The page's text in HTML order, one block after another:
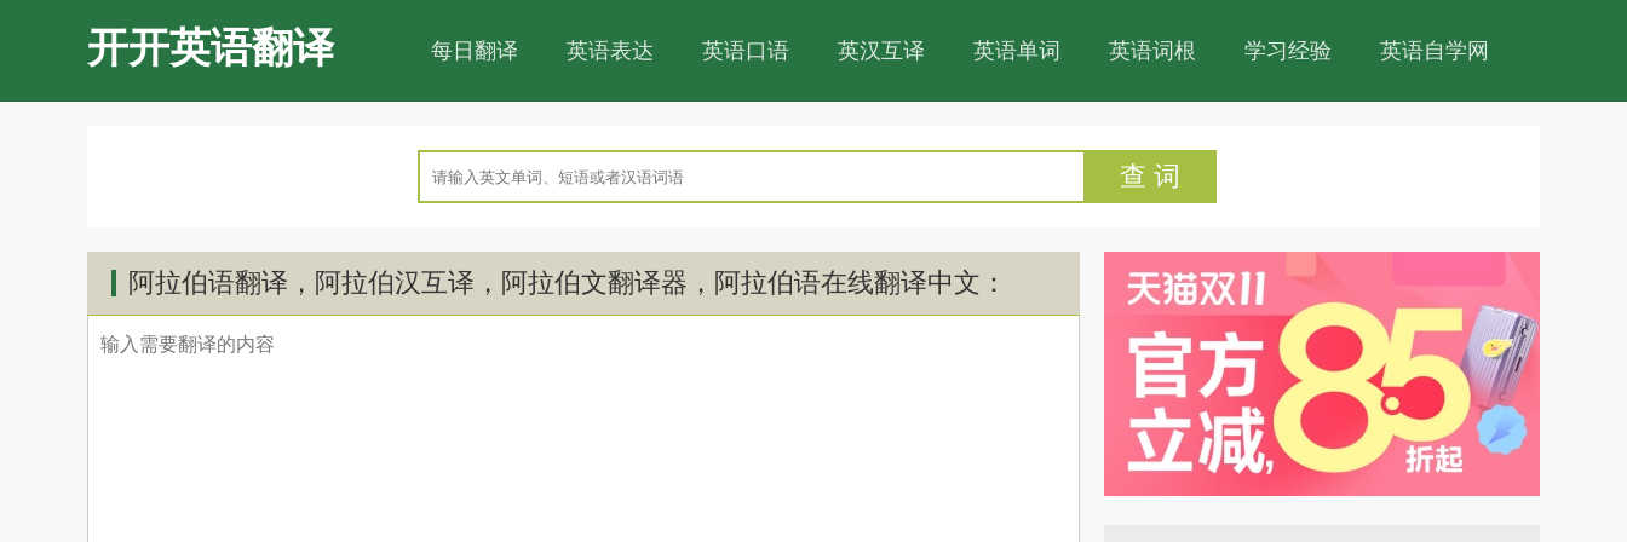
开开英语翻译 每日翻译 英语表达 英语口语 英汉互译 英语单词 英语词根 学习经验 英语自学网
查 词
阿拉伯语翻译，阿拉伯汉互译，阿拉伯文翻译器，阿拉伯语在线翻译中文：